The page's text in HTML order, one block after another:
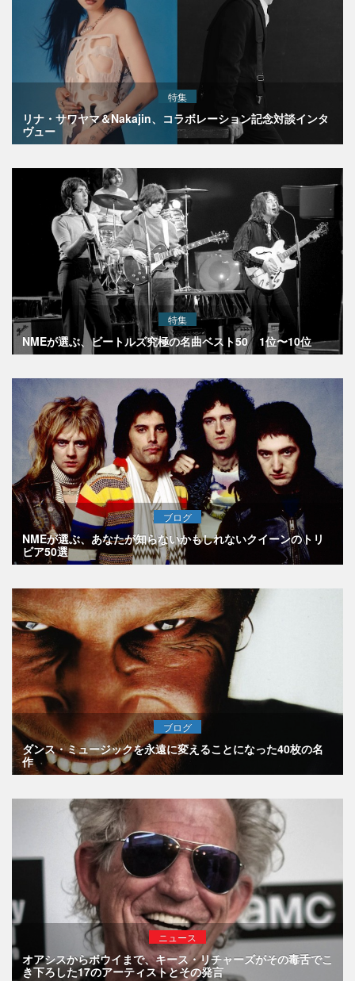
特集
リナ・サワヤマ＆Nakajin、コラボレーション記念対談インタ
ヴュー
特集
NMEが選ぶ、ビートルズ究極の名曲ベスト50 1位〜10位
ブログ
NMEが選ぶ、あなたが知らないかもしれないクイーンのトリ
ビア50選
ブログ
ダンス・ミュージックを永遠に変えることになった40枚の名
作
ニュース
オアシスからボウイまで、キース・リチャーズがその毒舌でこ
き下ろした17のアーティストとその発言